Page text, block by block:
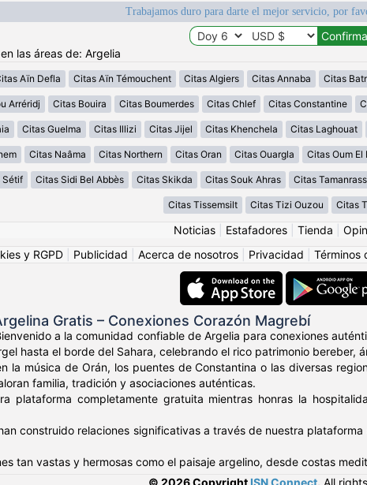
Trabajamos duro para darte el mejor servicio, por
las áreas de: Argelia
Aïn Defla Citas Aïn Témouchent Citas Algiers Citas Annaba Citas
Arréridj Citas Bouira Citas Boumerdes Citas Chlef Citas Constantine
Citas Guelma Citas Illizi Citas Jijel Citas Khenchela Citas Laghouat
Citas Naâma Citas Northern Citas Oran Citas Ouargla Citas Oum El
Sétif Citas Sidi Bel Abbès Citas Skikda Citas Souk Ahras Citas
Citas Tissemsilt Citas Tizi Ouzou Citas
Noticias Estafadores Tienda
y RGPD
Publicidad Acerca de nosotros Privacidad Términos
Gratis – Conexiones Corazón Magrebí
a la comunidad confiable de Argelia para conexiones
hasta el borde del Sahara, celebrando el rico patrimonio bereber,
la música de Orán, los puentes de Constantina o las diversas
familia, tradición y asociaciones auténticas.
plataforma completamente gratuita mientras honras la
construido relaciones significativas a través de nuestra
tan vastas y hermosas como el paisaje argelino, desde costas
© 2026 Copyright ISN Connect All